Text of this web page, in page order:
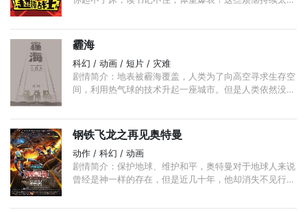
霾海
科幻 / 动画 / 短片 / 灾难
剧情简介：地表被霾海覆盖，人类为了向高空寻求生存空
间，利用热气球的技术升起一座城市。但是人类依然没有
钢铁飞龙之再见奥特曼
动作 / 科幻 / 动画
剧情简介：保护地球、维护和平，奥特曼对于地球人来说
曾经是神一样的存在，但是近几十年，他却消失不见行踪